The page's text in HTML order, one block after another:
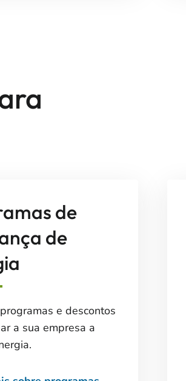
de
de
e descontos
a sua empresa a